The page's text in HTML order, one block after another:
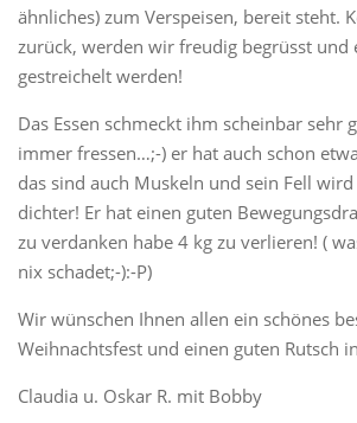
ähnliches) zum Verspeisen, bereit steht.
zurück, werden wir freudig begrüsst und
gestreichelt werden!
Das Essen schmeckt ihm scheinbar sehr
immer fressen…;-) er hat auch schon
das sind auch Muskeln und sein Fell
dichter! Er hat einen guten
zu verdanken habe 4 kg zu verlieren! (
nix schadet;-):-P)
Wir wünschen Ihnen allen ein schönes
Weihnachtsfest und einen guten Rutsch
Claudia u. Oskar R. mit Bobby